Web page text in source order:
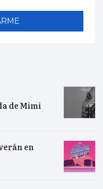
de Mimi
en